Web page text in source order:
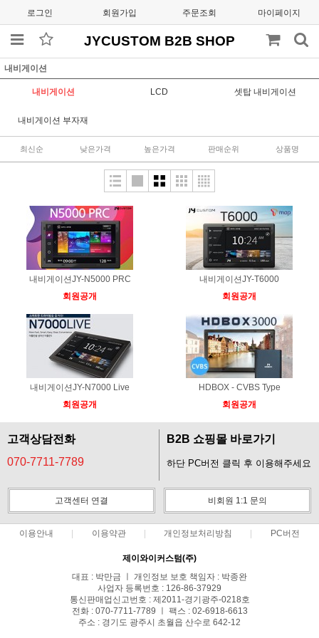
로그인 회원가입 주문조회 마이페이지
JYCUSTOM B2B SHOP
내비게이션
내비게이션 LCD 셋탑 내비게이션
내비게이션 부자재
최신순 낮은가격 높은가격 판매순위 상품명
내비게이션JY-N5000 PRC
회원공개
내비게이션JY-T6000
회원공개
내비게이션JY-N7000 Live
회원공개
HDBOX - CVBS Type
회원공개
고객상담전화
070-7711-7789
B2B 쇼핑몰 바로가기
하단 PC버전 클릭 후 이용해주세요
고객센터 연결 비회원 1:1 문의
이용안내 이용약관 개인정보처리방침 PC버전
제이와이커스텀(주)
대표 : 박만금 ㅣ 개인정보 보호 책임자 : 박종완
사업자 등록번호 : 126-86-37929
통신판매업신고번호 : 제2011-경기광주-0218호
전화 : 070-7711-7789 ㅣ 팩스 : 02-6918-6613
주소 : 경기도 광주시 초월읍 산수로 642-12